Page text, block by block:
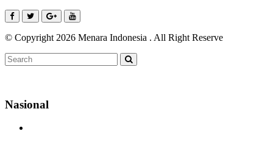
© Copyright 2026 Menara Indonesia . All Right Reserve
Nasional